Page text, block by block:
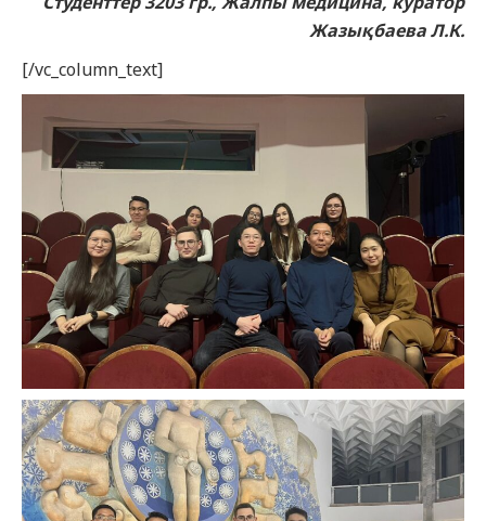
Жазықбаева Л.К.
[/vc_column_text]